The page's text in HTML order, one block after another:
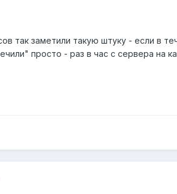
так заметили такую штуку - если в
просто - раз в час с сервера на